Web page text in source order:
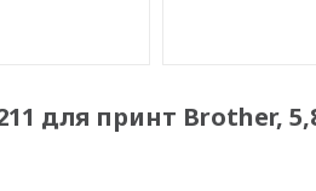
для принт Brother,